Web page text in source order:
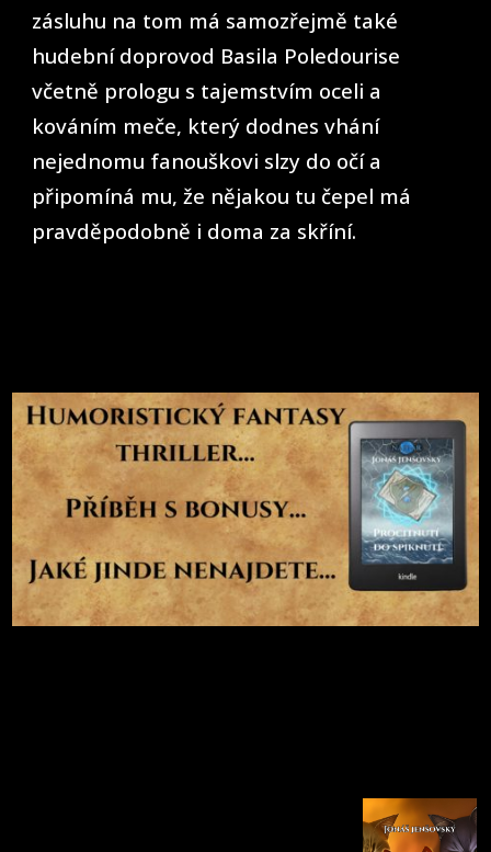
zásluhu na tom má samozřejmě také
hudební doprovod Basila Poledourise
včetně prologu s tajemstvím oceli a
kováním meče, který dodnes vhání
nejednomu fanouškovi slzy do očí a
připomíná mu, že nějakou tu čepel má
pravděpodobně i doma za skříní.